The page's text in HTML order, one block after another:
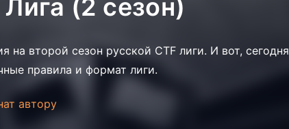
(2 сезон)
на второй сезон русской CTF лиги. И вот, сегодня
правила и формат лиги.
автору